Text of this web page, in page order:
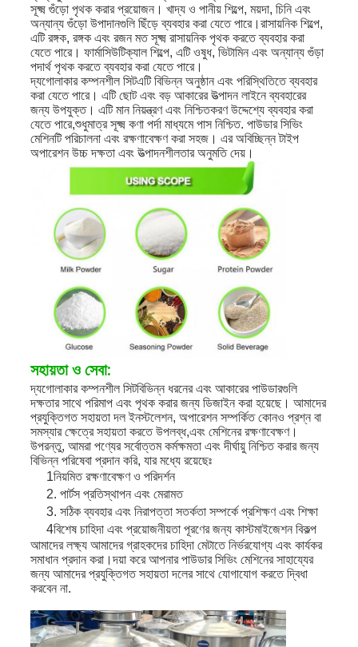
সূক্ষ্ম গুঁড়ো পৃথক করার প্রয়োজন। খাদ্য ও পানীয় শিল্পে, ময়দা, চিনি এবং
অন্যান্য গুঁড়ো উপাদানগুলি ছিঁড়ে ব্যবহার করা যেতে পারে।রাসায়নিক শিল্পে,
এটি রঙ্গক, রঙ্গক এবং রজন মত সূক্ষ্ম রাসায়নিক পৃথক করতে ব্যবহার করা
যেতে পারে। ফার্মাসিউটিক্যাল শিল্পে, এটি ওষুধ, ভিটামিন এবং অন্যান্য গুঁড়া
পদার্থ পৃথক করতে ব্যবহার করা যেতে পারে।
দ্যগোলাকার কম্পনশীল সিটএটি বিভিন্ন অনুষ্ঠান এবং পরিস্থিতিতে ব্যবহার
করা যেতে পারে। এটি ছোট এবং বড় আকারের উত্পাদন লাইনে ব্যবহারের
জন্য উপযুক্ত। এটি মান নিয়ন্ত্রণ এবং নিশ্চিতকরণ উদ্দেশ্যে ব্যবহার করা
যেতে পারে,শুধুমাত্র সূক্ষ্ম কণা পর্দা মাধ্যমে পাস নিশ্চিত. পাউডার সিভিং
মেশিনটি পরিচালনা এবং রক্ষণাবেক্ষণ করা সহজ। এর অবিচ্ছিন্ন টাইপ
অপারেশন উচ্চ দক্ষতা এবং উত্পাদনশীলতার অনুমতি দেয়।
সহায়তা ও সেবা:
দ্যগোলাকার কম্পনশীল সিটবিভিন্ন ধরনের এবং আকারের পাউডারগুলি
দক্ষতার সাথে পরিমাপ এবং পৃথক করার জন্য ডিজাইন করা হয়েছে। আমাদের
প্রযুক্তিগত সহায়তা দল ইনস্টলেশন, অপারেশন সম্পর্কিত কোনও প্রশ্ন বা
সমস্যার ক্ষেত্রে সহায়তা করতে উপলব্ধ,এবং মেশিনের রক্ষণাবেক্ষণ।
উপরন্তু, আমরা পণ্যের সর্বোত্তম কর্মক্ষমতা এবং দীর্ঘায়ু নিশ্চিত করার জন্য
বিভিন্ন পরিষেবা প্রদান করি, যার মধ্যে রয়েছেঃ
1নিয়মিত রক্ষণাবেক্ষণ ও পরিদর্শন
2. পার্টস প্রতিস্থাপন এবং মেরামত
3. সঠিক ব্যবহার এবং নিরাপত্তা সতর্কতা সম্পর্কে প্রশিক্ষণ এবং শিক্ষা
4বিশেষ চাহিদা এবং প্রয়োজনীয়তা পূরণের জন্য কাস্টমাইজেশন বিকল্প
আমাদের লক্ষ্য আমাদের গ্রাহকদের চাহিদা মেটাতে নির্ভরযোগ্য এবং কার্যকর
সমাধান প্রদান করা।দয়া করে আপনার পাউডার সিভিং মেশিনের সাহায্যের
জন্য আমাদের প্রযুক্তিগত সহায়তা দলের সাথে যোগাযোগ করতে দ্বিধা
করবেন না.